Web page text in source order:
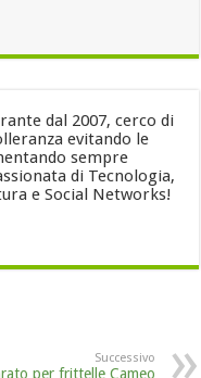
dal 2007, cerco di
evitando le
sempre
di Tecnologia,
e Social Networks!
Successivo
per frittelle Cameo